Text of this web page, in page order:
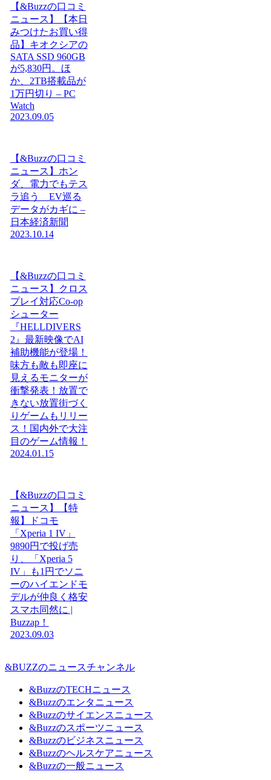
【&Buzzの口コミ
ニュース】【本日
みつけたお買い得
品】キオクシアの
SATA SSD 960GB
が5,830円。ほ
か、2TB搭載品が
1万円切り – PC
Watch
2023.09.05
【&Buzzの口コミ
ニュース】ホン
ダ、電力でもテス
ラ追う EV巡る
データがカギに –
日本経済新聞
2023.10.14
【&Buzzの口コミ
ニュース】クロス
プレイ対応Co-op
シューター
『HELLDIVERS
2』最新映像でAI
補助機能が登場！
味方も敵も即座に
見えるモニターが
衝撃発表！放置で
きない放置街づく
りゲームもリリー
ス！国内外で大注
目のゲーム情報！
2024.01.15
【&Buzzの口コミ
ニュース】【特
報】ドコモ
「Xperia 1 IV」
9890円で投げ売
り、「Xperia 5
IV」も1円でソニ
ーのハイエンドモ
デルが仲良く格安
スマホ同然に |
Buzzap！
2023.09.03
&BUZZのニュースチャンネル
&BuzzのTECHニュース
&Buzzのエンタニュース
&Buzzのサイエンスニュース
&Buzzのスポーツニュース
&Buzzのビジネスニュース
&Buzzのヘルスケアニュース
&Buzzの一般ニュース